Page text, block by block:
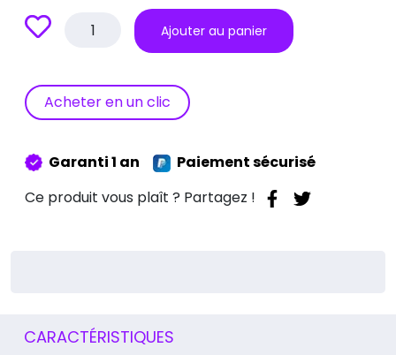
quantité
Disque
250
Go
Avec
Ajouter au panier
Acheter en un clic
Garanti 1 an
Paiement sécurisé
Ce produit vous plaît ? Partagez !
CARACTÉRISTIQUES